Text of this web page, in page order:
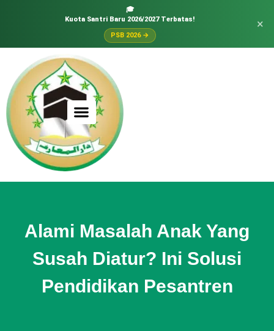
🎓
Kuota Santri Baru 2026/2027 Terbatas!
PSB 2026 →
×
Alami Masalah Anak Yang
Susah Diatur? Ini Solusi
Pendidikan Pesantren